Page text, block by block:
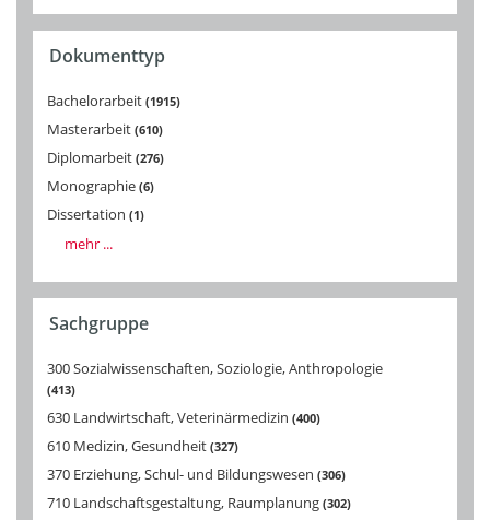
Dokumenttyp
Bachelorarbeit 1915
Masterarbeit 610
Diplomarbeit 276
Monographie 6
Dissertation 1
mehr ...
Sachgruppe
300 Sozialwissenschaften, Soziologie, Anthropologie
413
630 Landwirtschaft, Veterinärmedizin 400
610 Medizin, Gesundheit 327
370 Erziehung, Schul- und Bildungswesen 306
710 Landschaftsgestaltung, Raumplanung 302